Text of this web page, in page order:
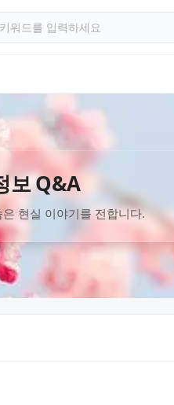
보 Q&A
현실 이야기를 전합니다.